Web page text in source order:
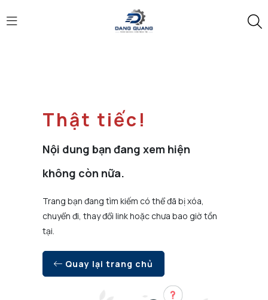
Thật tiếc!
Nội dung bạn đang xem hiện
không còn nữa.
Trang bạn đang tìm kiếm có thể đã bị xóa,
chuyển đi, thay đổi link hoặc chưa bao giờ tồn
tại.
Quay lại trang chủ